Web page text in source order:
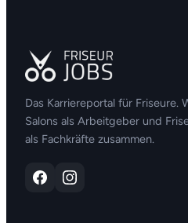
Das Karriereportal für Friseure.
Salons als Arbeitgeber und
als Fachkräfte zusammen.